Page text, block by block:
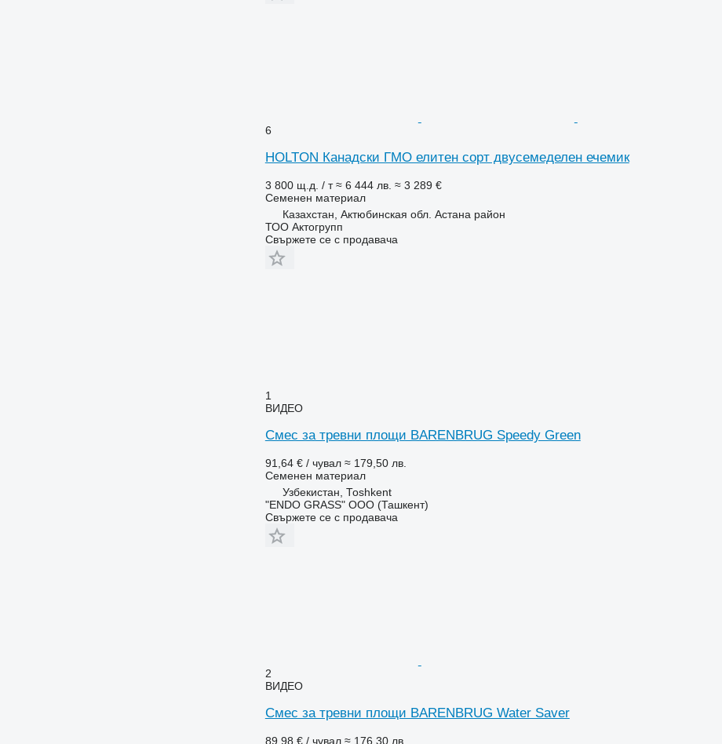
6
HOLTON Канадски ГМО елитен сорт двусемеделен ечемик
3 800 щ.д. / т ≈ 6 444 лв. ≈ 3 289 €
Семенен материал
Казахстан, Актюбинская обл. Астана район
ТОО Актогрупп
Свържете се с продавача
1
ВИДЕО
Смес за тревни площи BARENBRUG Speedy Green
91,64 € / чувал ≈ 179,50 лв.
Семенен материал
Узбекистан, Тоshkent
"ENDO GRASS" ООО (Ташкент)
Свържете се с продавача
2
ВИДЕО
Смес за тревни площи BARENBRUG Water Saver
89,98 € / чувал ≈ 176,30 лв.